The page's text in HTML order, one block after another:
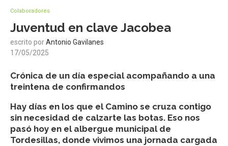
Colaboradores
Juventud en clave Jacobea
escrito porAntonio Gavilanes
17/05/2025
Crónica de un día especial acompañando a una
treintena de confirmandos
Hay días en los que el Camino se cruza contigo
sin necesidad de calzarte las botas. Eso nos
pasó hoy en el albergue municipal de
Tordesillas, donde vivimos una jornada cargada